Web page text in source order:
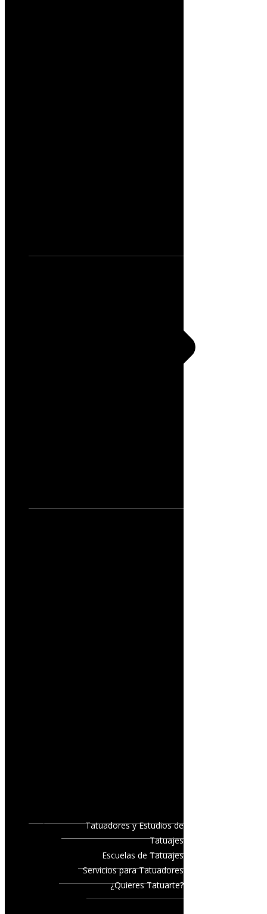
Tatuadores y Estudios de
Tatuajes
Escuelas de Tatuajes
Servicios para Tatuadores
¿Quieres Tatuarte?